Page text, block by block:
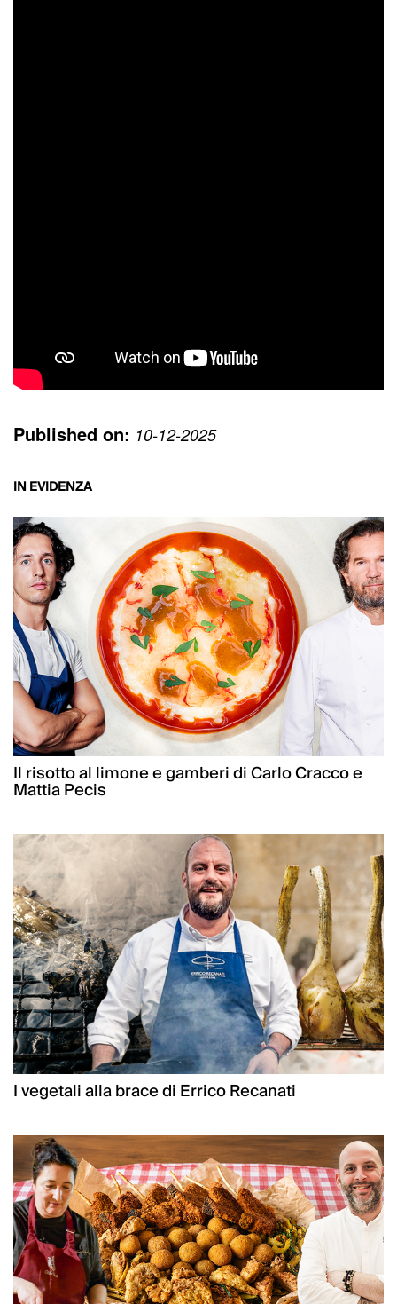
Published on: 10-12-2025
IN EVIDENZA
Il risotto al limone e gamberi di Carlo Cracco e
Mattia Pecis
I vegetali alla brace di Errico Recanati